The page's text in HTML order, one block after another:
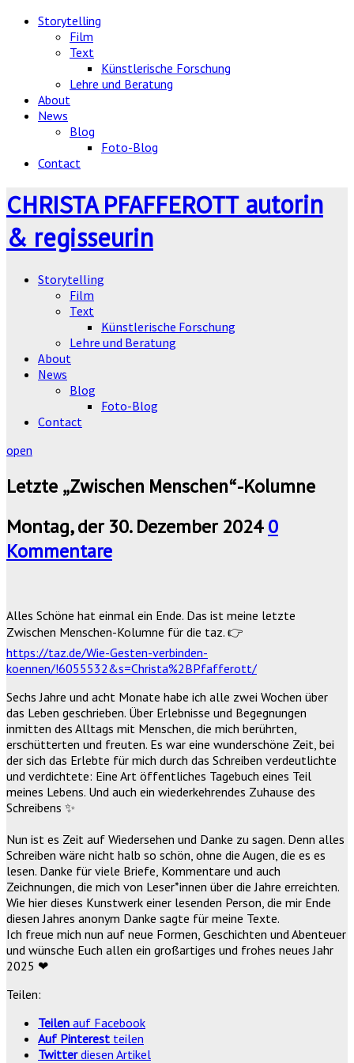
Storytelling
Film
Text
Künstlerische Forschung
Lehre und Beratung
About
News
Blog
Foto-Blog
Contact
CHRISTA PFAFFEROTT autorin
& regisseurin
Storytelling
Film
Text
Künstlerische Forschung
Lehre und Beratung
About
News
Blog
Foto-Blog
Contact
open
Letzte „Zwischen Menschen“-Kolumne
Montag, der 30. Dezember 2024 0
Kommentare
Alles Schöne hat einmal ein Ende. Das ist meine letzte
Zwischen Menschen-Kolumne für die taz. 👉
https://taz.de/Wie-Gesten-verbinden-
koennen/!6055532&s=Christa%2BPfafferott/
Sechs Jahre und acht Monate habe ich alle zwei Wochen über
das Leben geschrieben. Über Erlebnisse und Begegnungen
inmitten des Alltags mit Menschen, die mich berührten,
erschütterten und freuten. Es war eine wunderschöne Zeit, bei
der sich das Erlebte für mich durch das Schreiben verdeutlichte
und verdichtete: Eine Art öffentliches Tagebuch eines Teil
meines Lebens. Und auch ein wiederkehrendes Zuhause des
Schreibens ✨
Nun ist es Zeit auf Wiedersehen und Danke zu sagen. Denn alles
Schreiben wäre nicht halb so schön, ohne die Augen, die es es
lesen. Danke für viele Briefe, Kommentare und auch
Zeichnungen, die mich von Leser*innen über die Jahre erreichten.
Wie hier dieses Kunstwerk einer lesenden Person, die mir Ende
diesen Jahres anonym Danke sagte für meine Texte.
Ich freue mich nun auf neue Formen, Geschichten und Abenteuer
und wünsche Euch allen ein großartiges und frohes neues Jahr
2025 ❤
Teilen:
Teilen auf Facebook
Auf Pinterest teilen
Twitterdiesen Artikel